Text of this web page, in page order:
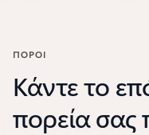
ΠΟΡΟΙ
Κάντε το
πορεία σας